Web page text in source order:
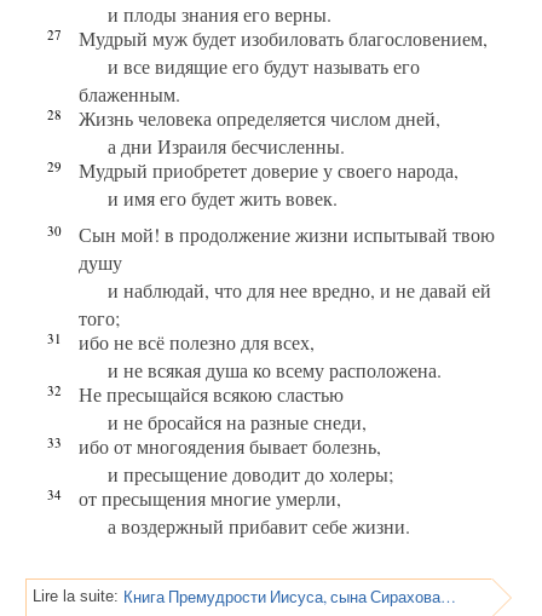
и плоды знания его верны.
27
Мудрый муж будет изобиловать благословением,
и все видящие его будут называть его
блаженным.
28
Жизнь человека определяется числом дней,
а дни Израиля бесчисленны.
29
Мудрый приобретет доверие у своего народа,
и имя его будет жить вовек.
30
Сын мой! в продолжение жизни испытывай твою
душу
и наблюдай, что для нее вредно, и не давай ей
того;
31
ибо не всё полезно для всех,
и не всякая душа ко всему расположена.
32
Не пресыщайся всякою сластью
и не бросайся на разные снеди,
33
ибо от многоядения бывает болезнь,
и пресыщение доводит до холеры;
34
от пресыщения многие умерли,
а воздержный прибавит себе жизни.
Lire la suite: Книга Премудрости Иисуса, сына Сирахова, Глава 38